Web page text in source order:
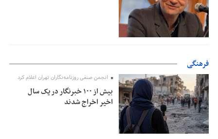
فرهنگی
انجمن صنفی روزنامه‌نگاران تهران اعلام کرد
بیش از ۱۰۰ خبرنگار در یک سال
اخیر اخراج شدند